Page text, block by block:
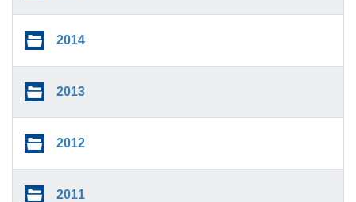
2014
2013
2012
2011